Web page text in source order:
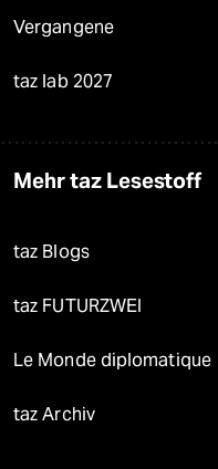
Vergangene
taz lab 2027
Mehr taz Lesestoff
taz Blogs
taz FUTURZWEI
Le Monde diplomatique
taz Archiv